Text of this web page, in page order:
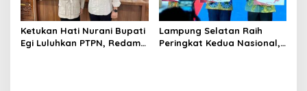
Ketukan Hati Nurani Bupati
Egi Luluhkan PTPN, Redam
Lampung Selatan Raih
Peringkat Kedua Nasional,